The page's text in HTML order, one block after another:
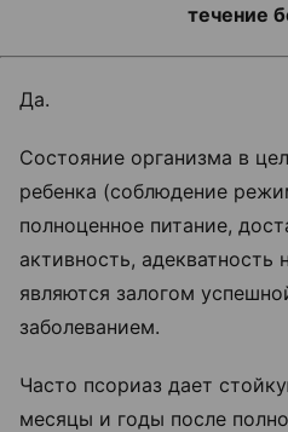
течение
Да.
Состояние организма в
ребенка (соблюдение
полноценное питание,
активность, адекватность
являются залогом
заболеванием.
Часто псориаз дает
месяцы и годы после